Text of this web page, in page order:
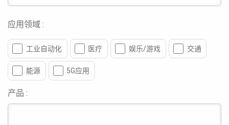
应用领域 :
工业自动化 医疗 娱乐/游戏 交通
能源 5G应用
产品 :